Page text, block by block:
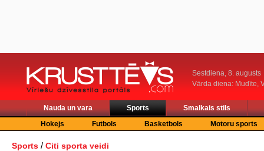
Sestdiena, 8. augusts
Vārda diena: Mudīte,
Nauda un vara Sports
Smalkais stils
Hokejs
Futbols Basketbols Motoru sports
Sports / Citi sporta veidi